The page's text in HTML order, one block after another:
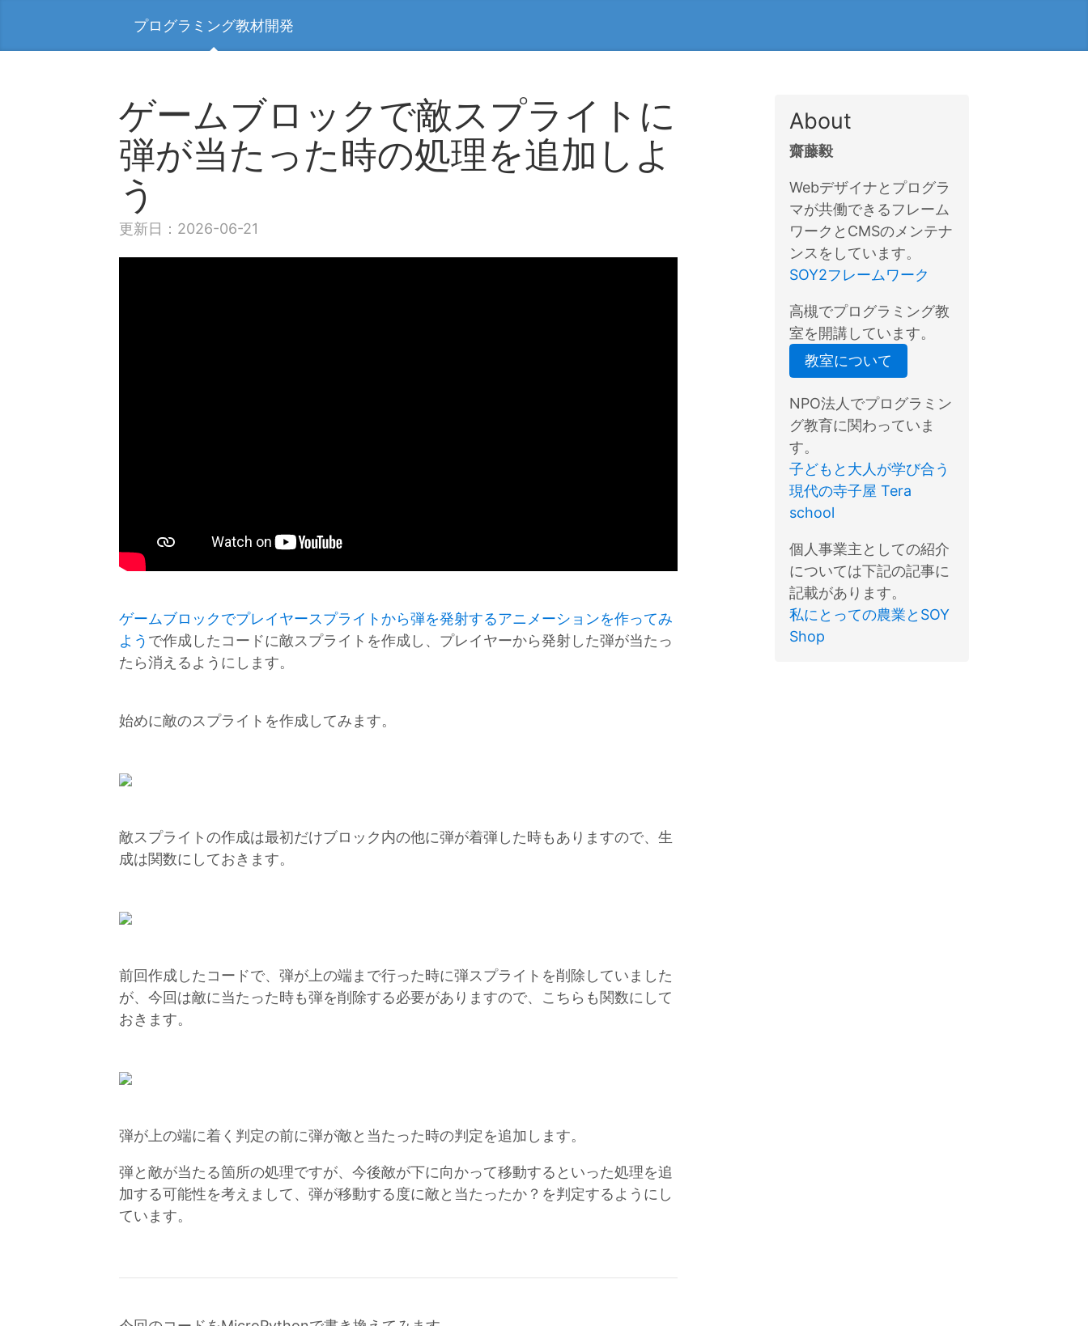
プログラミング教材開発
ゲームブロックで敵スプライトに
弾が当たった時の処理を追加しよ
う
更新日：2026-06-21
ゲームブロックでプレイヤースプライトから弾を発射するアニメーションを作ってみ
よう で作成したコードに敵スプライトを作成し、プレイヤーから発射した弾が当たっ
たら消えるようにします。
始めに敵のスプライトを作成してみます。
敵スプライトの作成は最初だけブロック内の他に弾が着弾した時もありますので、生
成は関数にしておきます。
前回作成したコードで、弾が上の端まで行った時に弾スプライトを削除していました
が、今回は敵に当たった時も弾を削除する必要がありますので、こちらも関数にして
おきます。
弾が上の端に着く判定の前に弾が敵と当たった時の判定を追加します。
弾と敵が当たる箇所の処理ですが、今後敵が下に向かって移動するといった処理を追
加する可能性を考えまして、弾が移動する度に敵と当たったか？を判定するようにし
ています。
About
齋藤毅
Webデザイナとプログラ
マが共働できるフレーム
ワークとCMSのメンテナ
ンスをしています。
SOY2フレームワーク
高槻でプログラミング教
室を開講しています。
教室について
NPO法人でプログラミン
グ教育に関わっていま
す。
子どもと大人が学び合う
現代の寺子屋 Tera
school
個人事業主としての紹介
については下記の記事に
記載があります。
私にとっての農業とSOY
Shop